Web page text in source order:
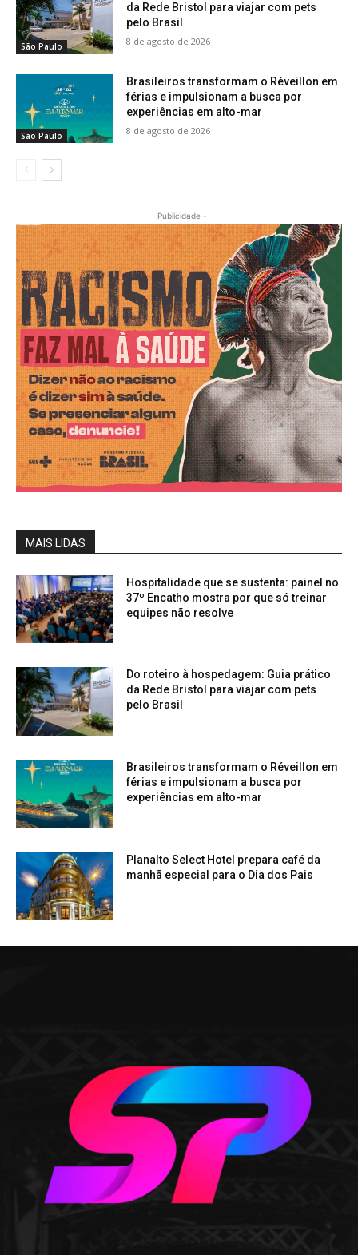
São Paulo
da Rede Bristol para viajar com pets
pelo Brasil
8 de agosto de 2026
São Paulo
Brasileiros transformam o Réveillon em
férias e impulsionam a busca por
experiências em alto-mar
8 de agosto de 2026
- Publicidade -
MAIS LIDAS
Hospitalidade que se sustenta: painel no
37º Encatho mostra por que só treinar
equipes não resolve
Do roteiro à hospedagem: Guia prático
da Rede Bristol para viajar com pets
pelo Brasil
Brasileiros transformam o Réveillon em
férias e impulsionam a busca por
experiências em alto-mar
Planalto Select Hotel prepara café da
manhã especial para o Dia dos Pais